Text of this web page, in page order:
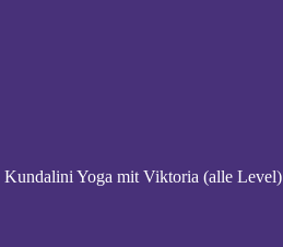
Kundalini Yoga mit Viktoria (alle Level)